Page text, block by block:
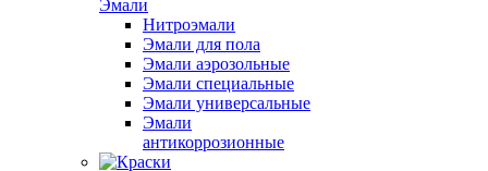
Эмали
Нитроэмали
Эмали для пола
Эмали аэрозольные
Эмали специальные
Эмали универсальные
Эмали
антикоррозионные